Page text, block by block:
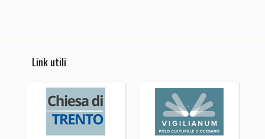
Link utili